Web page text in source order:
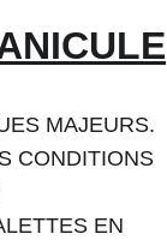
MAJEURS.
CONDITIONS
EN